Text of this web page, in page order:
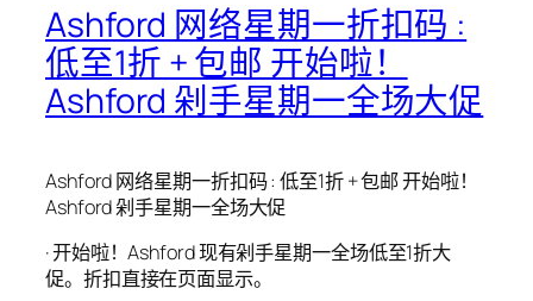
Ashford 网络星期一折扣码 :
低至1折 + 包邮 开始啦！
Ashford 剁手星期一全场大促
Ashford 网络星期一折扣码 : 低至1折 + 包邮 开始啦！
Ashford 剁手星期一全场大促
· 开始啦！Ashford 现有剁手星期一全场低至1折大
促。折扣直接在页面显示。